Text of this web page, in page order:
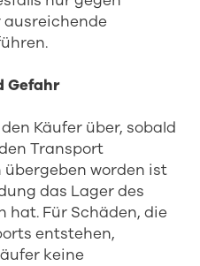
ausreichende
Gefahr
Käufer über, sobald
Transport
worden ist
das Lager des
hat. Für Schäden, die
entstehen,
keine